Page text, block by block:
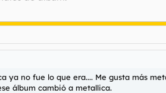
ya no fue lo que era.... Me gusta más
álbum cambió a metallica.